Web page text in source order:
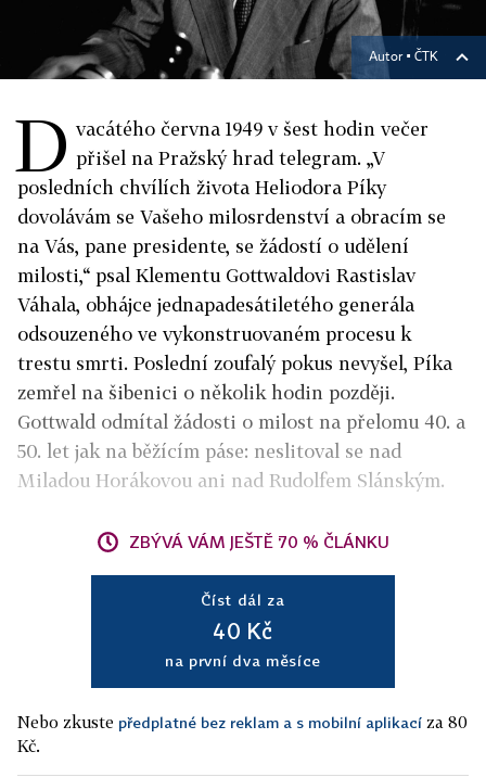
Autor ▪ ČTK
D vacátého června 1949 v šest hodin večer
přišel na Pražský hrad telegram. „V
posledních chvílích života Heliodora Píky
dovolávám se Vašeho milosrdenství a obracím se
na Vás, pane presidente, se žádostí o udělení
milosti,“ psal Klementu Gottwaldovi Rastislav
Váhala, obhájce jednapadesátiletého generála
odsouzeného ve vykonstruovaném procesu k
trestu smrti. Poslední zoufalý pokus nevyšel, Píka
zemřel na šibenici o několik hodin později.
Gottwald odmítal žádosti o milost na přelomu 40. a
50. let jak na běžícím páse: neslitoval se nad
Miladou Horákovou ani nad Rudolfem Slánským.
ZBÝVÁ VÁM JEŠTĚ 70 % ČLÁNKU
Číst dál za
40 Kč
na první dva měsíce
Nebo zkuste předplatné bez reklam a s mobilní aplikací za 80
Kč.